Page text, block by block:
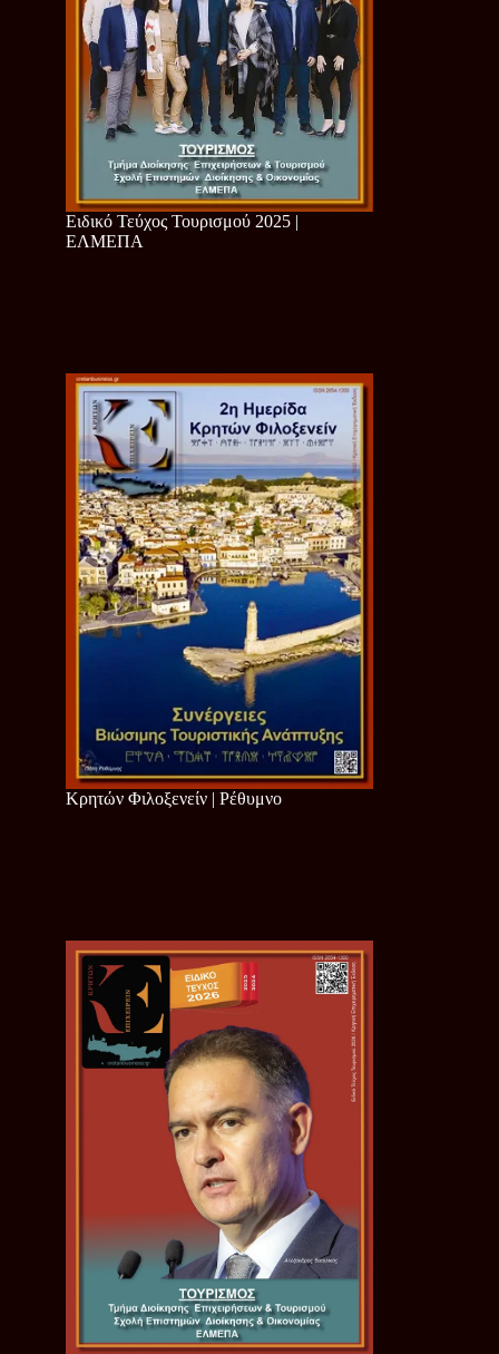
Ειδικό Τεύχος Τουρισμού 2025 |
ΕΛΜΕΠΑ
Κρητών Φιλοξενείν | Ρέθυμνο